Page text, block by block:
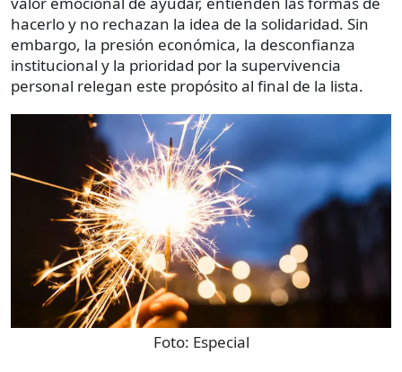
hacerlo y no rechazan la idea de la solidaridad. Sin
embargo, la presión económica, la desconfianza
institucional y la prioridad por la supervivencia
personal relegan este propósito al final de la lista.
Foto: Especial